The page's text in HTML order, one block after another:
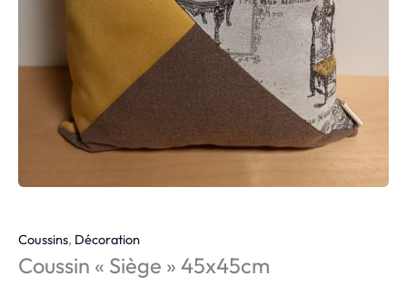
Coussins, Décoration
Coussin « Siège » 45x45cm